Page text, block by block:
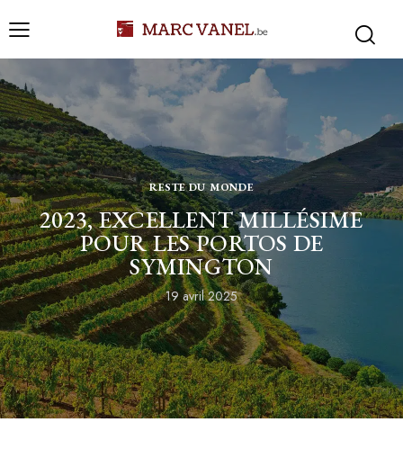
RESTE DU MONDE
2023, EXCELLENT MILLÉSIME
POUR LES PORTOS DE
SYMINGTON
19 avril 2025